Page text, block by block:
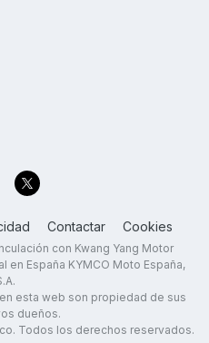
Contactar Cookies
con Kwang Yang Motor
en España KYMCO Moto España,
esta web son propiedad de sus
dueños.
Todos los derechos reservados.